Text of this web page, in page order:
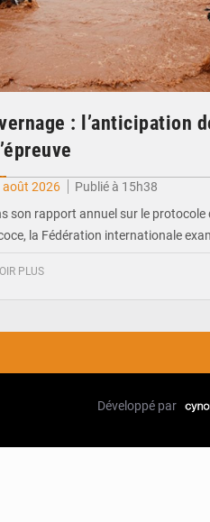
: l’anticipation
août 2026
Publié à 15h38
son rapport annuel sur le protocole
la Fédération internationale
PLUS
Développé par